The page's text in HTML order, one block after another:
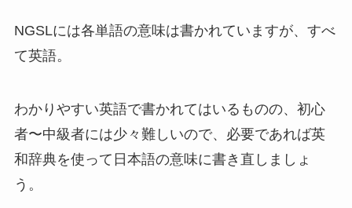
NGSLには各単語の意味は書かれていますが、すべ
て英語。
わかりやすい英語で書かれてはいるものの、初心
者〜中級者には少々難しいので、必要であれば英
和辞典を使って日本語の意味に書き直しましょ
う。